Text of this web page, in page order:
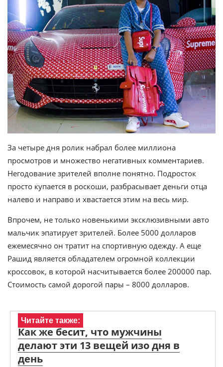
За четыре дня ролик набрал более миллиона
просмотров и множество негативных комментариев.
Негодование зрителей вполне понятно. Подросток
просто купается в роскоши, разбрасывает деньги отца
налево и направо и хвастается этим на весь мир.
Впрочем, не только новенькими эксклюзивными авто
мальчик эпатирует зрителей. Более 5000 долларов
ежемесячно он тратит на спортивную одежду. А еще
Рашид является обладателем огромной коллекции
кроссовок, в которой насчитывается более 200000 пар.
Стоимость самой дорогой пары – 8000 долларов.
Читайте также:
Как же бесит, что мужчины
делают эти 13 вещей изо дня в
день